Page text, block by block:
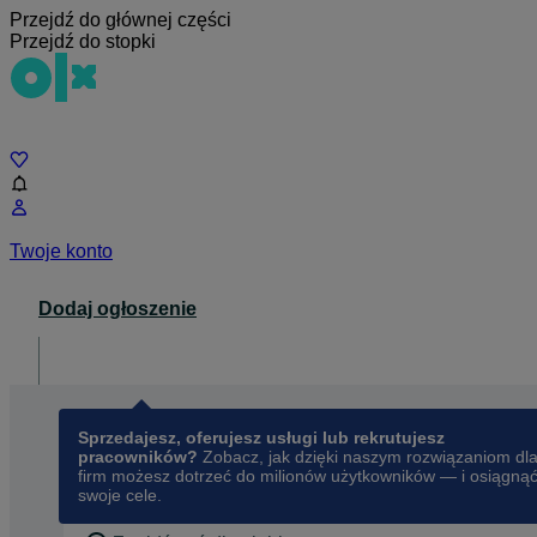
Przejdź do głównej części
Przejdź do stopki
Twoje konto
Dodaj ogłoszenie
Sprzedajesz, oferujesz usługi lub rekrutujesz
pracowników? Zobacz, jak dzięki naszym rozwiązaniom dla
firm możesz dotrzeć do milionów użytkowników — i osiągnąć
swoje cele.